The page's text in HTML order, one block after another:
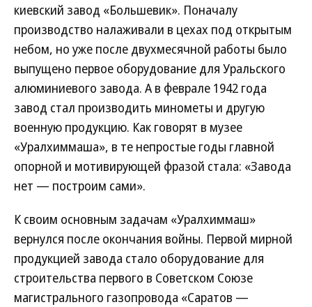
киевский завод «Большевик». Поначалу
производство налаживали в цехах под открытым
небом, но уже после двухмесячной работы было
выпущено первое оборудование для Уральского
алюминиевого завода. А в феврале 1942 года
завод стал производить минометы и другую
военную продукцию. Как говорят в музее
«Уралхиммаша», в те непростые годы главной
опорной и мотивирующей фразой стала: «Завода
нет — построим сами».
К своим основным задачам «Уралхиммаш»
вернулся после окончания войны. Первой мирной
продукцией завода стало оборудование для
строительства первого в Советском Союзе
магистрального газопровода «Саратов —